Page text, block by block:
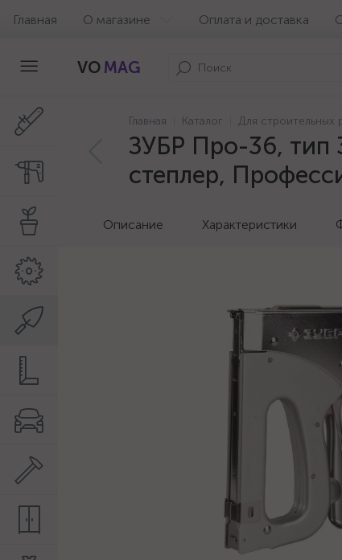
Главная О магазине Оплата и доставка
VO MAG
Главная Каталог Для строительных
ЗУБР Про-36, тип
степлер,
Описание Характеристики